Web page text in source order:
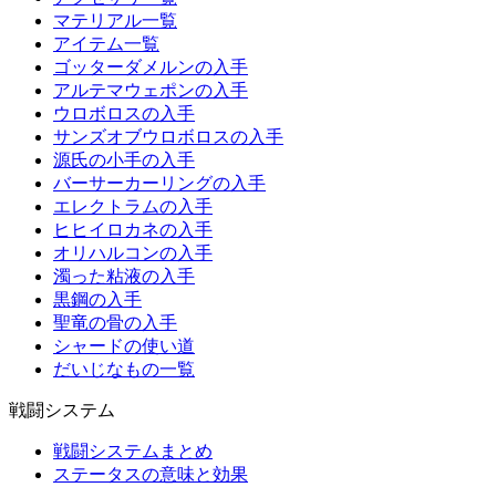
マテリアル一覧
アイテム一覧
ゴッターダメルンの入手
アルテマウェポンの入手
ウロボロスの入手
サンズオブウロボロスの入手
源氏の小手の入手
バーサーカーリングの入手
エレクトラムの入手
ヒヒイロカネの入手
オリハルコンの入手
濁った粘液の入手
黒鋼の入手
聖竜の骨の入手
シャードの使い道
だいじなもの一覧
戦闘システム
戦闘システムまとめ
ステータスの意味と効果